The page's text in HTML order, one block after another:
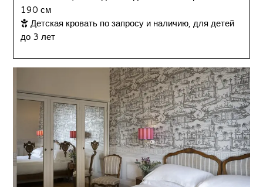
190 см
Детская кровать по запросу и наличию, для детей
до 3 лет